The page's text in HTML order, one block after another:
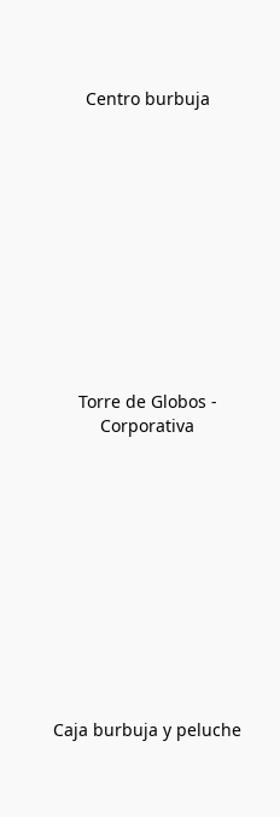
Centro burbuja
Torre de Globos -
Corporativa
Caja burbuja y peluche